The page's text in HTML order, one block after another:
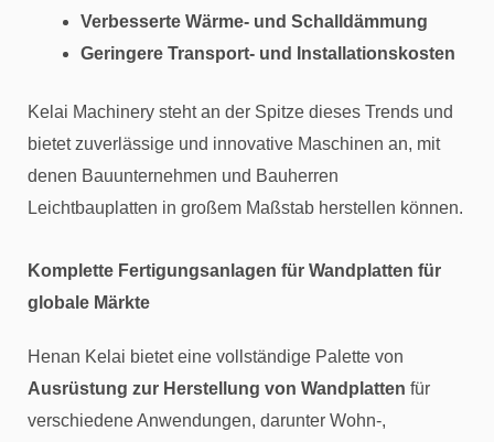
Verbesserte Wärme- und Schalldämmung
Geringere Transport- und Installationskosten
Kelai Machinery steht an der Spitze dieses Trends und
bietet zuverlässige und innovative Maschinen an, mit
denen Bauunternehmen und Bauherren
Leichtbauplatten in großem Maßstab herstellen können.
Komplette Fertigungsanlagen für Wandplatten für
globale Märkte
Henan Kelai bietet eine vollständige Palette von
Ausrüstung zur Herstellung von Wandplatten für
verschiedene Anwendungen, darunter Wohn-,